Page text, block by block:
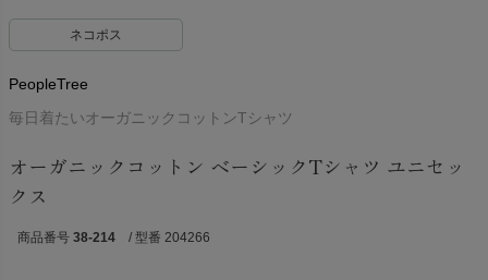
ネコポス
PeopleTree
毎日着たいオーガニックコットンTシャツ
オーガニックコットン ベーシックTシャツ ユニセッ
クス
商品番号 38-214 / 型番 204266